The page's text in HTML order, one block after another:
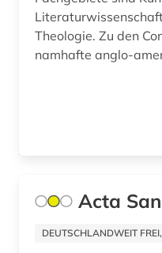
demokratie (1)
dendi (1)
Theologie. Zu den Content-Providern zählen
namhafte anglo-
Acta
DEUTSCHLANDWEIT